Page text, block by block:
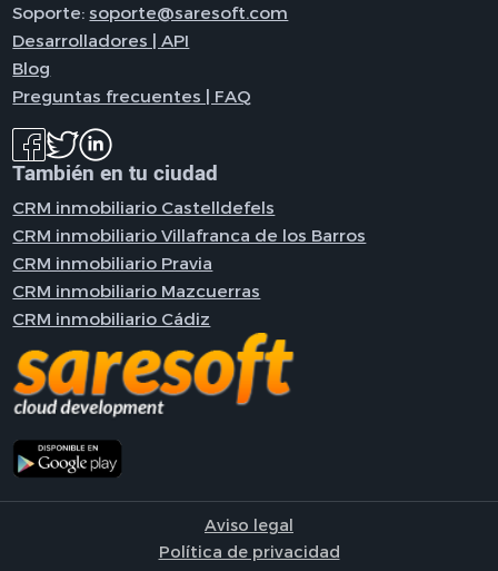
Soporte:soporte@saresoft.com
Desarrolladores | API
Blog
Preguntas frecuentes | FAQ
También en tu ciudad
CRM inmobiliario Castelldefels
CRM inmobiliario Villafranca de los Barros
CRM inmobiliario Pravia
CRM inmobiliario Mazcuerras
CRM inmobiliario Cádiz
Aviso legal
Política de privacidad